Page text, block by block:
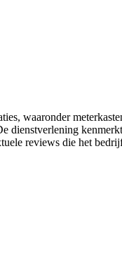
waaronder
dienstverlening
reviews die het